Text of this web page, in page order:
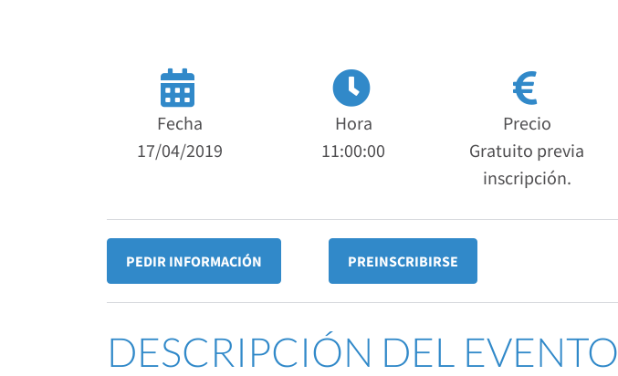
Fecha
17/04/2019
Hora
11:00:00
Precio
Gratuito previa
inscripción.
PEDIR INFORMACIÓN PREINSCRIBIRSE
DESCRIPCIÓN DEL EVENTO